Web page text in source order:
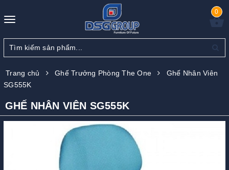
Toggle
0
Trang chủ Ghế Trưởng Phòng The One
Ghế Nhân Viên
SG555K
GHẾ NHÂN VIÊN SG555K